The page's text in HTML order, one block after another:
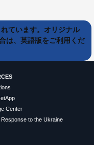
ています。オリジナル
は、英語版をご利用くだ
Center
Response to the Ukraine